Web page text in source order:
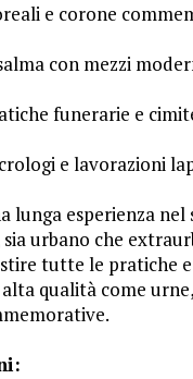
e corone
con mezzi
funerarie e
e lavorazioni
lunga esperienza
urbano che
tutte le pratiche
qualità come urne,